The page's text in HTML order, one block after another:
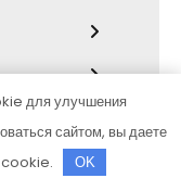
для улучшения
сайтом, вы даете
cookie.
OK